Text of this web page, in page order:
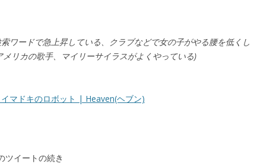
ワードで急上昇している、クラブなどで女の子がやる腰を低くし
リカの歌手、マイリーサイラスがよくやっている)
マドキのロボット | Heaven(ヘブン)
ツイートの続き